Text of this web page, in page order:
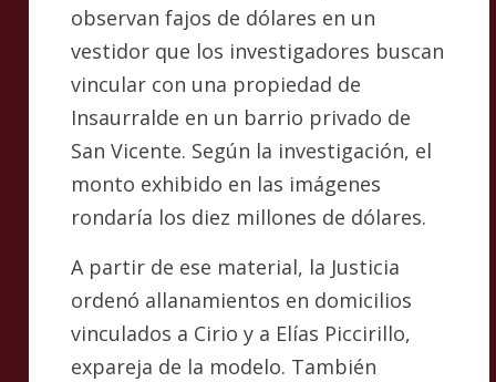
observan fajos de dólares en un
vestidor que los investigadores buscan
vincular con una propiedad de
Insaurralde en un barrio privado de
San Vicente. Según la investigación, el
monto exhibido en las imágenes
rondaría los diez millones de dólares.
A partir de ese material, la Justicia
ordenó allanamientos en domicilios
vinculados a Cirio y a Elías Piccirillo,
expareja de la modelo. También